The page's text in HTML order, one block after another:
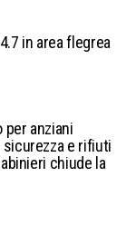
in area flegrea
per anziani
sicurezza e rifiuti
chiude la